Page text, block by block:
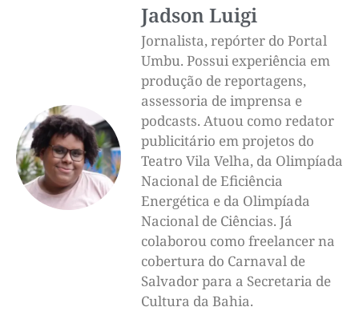
Jadson Luigi
Jornalista, repórter do Portal
Umbu. Possui experiência em
produção de reportagens,
assessoria de imprensa e
podcasts. Atuou como redator
publicitário em projetos do
Teatro Vila Velha, da Olimpíada
Nacional de Eficiência
Energética e da Olimpíada
Nacional de Ciências. Já
colaborou como freelancer na
cobertura do Carnaval de
Salvador para a Secretaria de
Cultura da Bahia.